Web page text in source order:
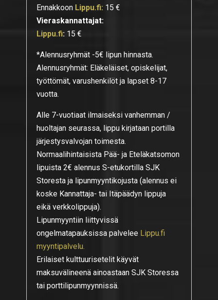
Ennakkoon Lippu.fi: 15 €
Vieraskannattajat:
Lippu.fi:15 €
*Alennusryhmät -5€ lipun hinnasta.
Alennusryhmät: Eläkeläiset, opiskelijat,
työttömät, varushenkilöt ja lapset 8-17
vuotta.
Alle 7-vuotiaat ilmaiseksi vanhemman /
huoltajan seurassa, lippu kirjataan portilla
järjestysvalvojan toimesta.
Normaalihintaisista Pää- ja Eteläkatsomon
lipuista 2€ alennus S-etukortilla SJK
Storesta ja lipunmyyntikojusta (alennus ei
koske Kannattaja- tai Itäpäädyn lippuja
eikä verkkolippuja).
Lipunmyyntiin liittyvissä
ongelmatapauksissa palvelee Lippu.fi
myyntipalvelu.
Erilaiset kulttuurisetelit käyvät
maksuvälineenä ainoastaan SJK Storessa
tai porttilipunmyynnissä.